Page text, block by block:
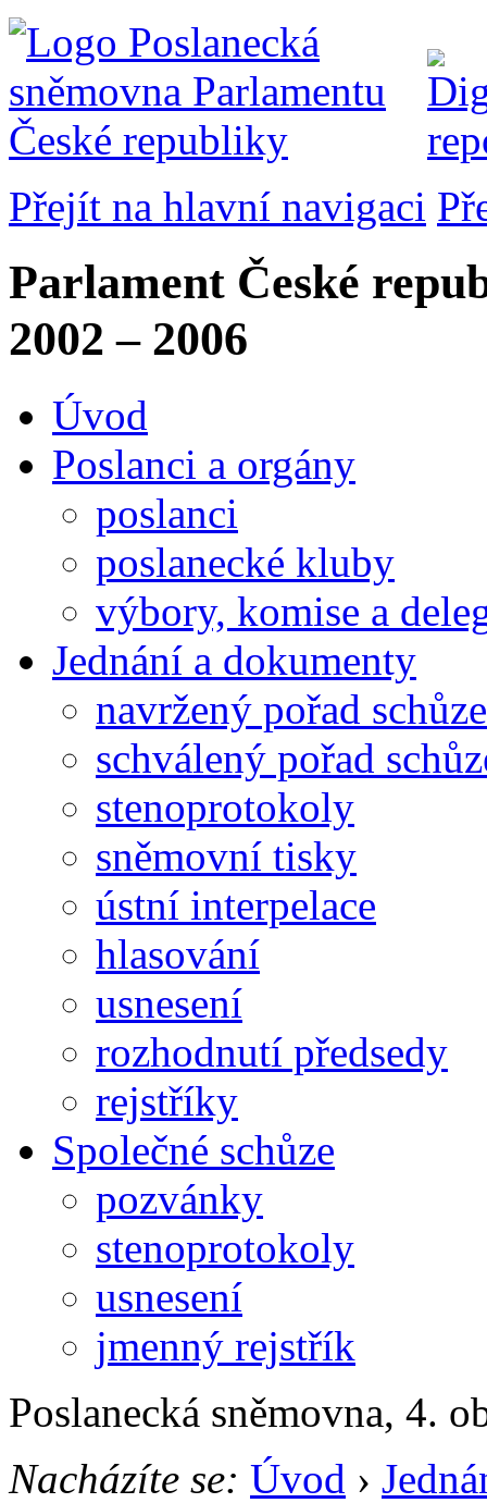
Přejít na hlavní navigaci
Parlament České
2002 – 2006
Úvod
Poslanci a orgány
poslanci
poslanecké kluby
výbory, komise a
Jednání a dokumenty
navržený pořad schůze
schválený pořad
stenoprotokoly
sněmovní tisky
ústní interpelace
hlasování
usnesení
rozhodnutí předsedy
rejstříky
Společné schůze
pozvánky
stenoprotokoly
usnesení
jmenný rejstřík
Poslanecká sněmovna, 4.
Nacházíte se: Úvod ›